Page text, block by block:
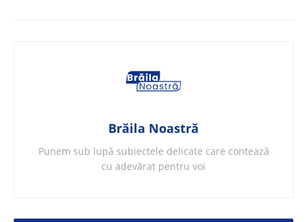
Brăila Noastră
Punem sub lupă subiectele delicate care contează
cu adevărat pentru voi